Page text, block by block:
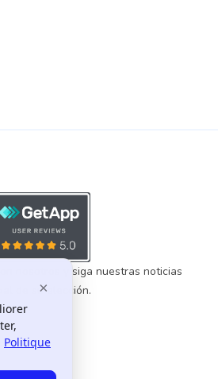
nosotros y siga nuestras noticias
de su elección.